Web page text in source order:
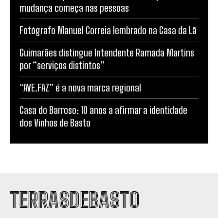
mudança começa nas pessoas
Fotógrafo Manuel Correia lembrado na Casa da Lã
Guimarães distingue Intendente Ramada Martins
por “serviços distintos”
“AVE.FAZ” é a nova marca regional
Casa do Barroso: 10 anos a afirmar a identidade
dos Vinhos de Basto
TERRASDEBASTO